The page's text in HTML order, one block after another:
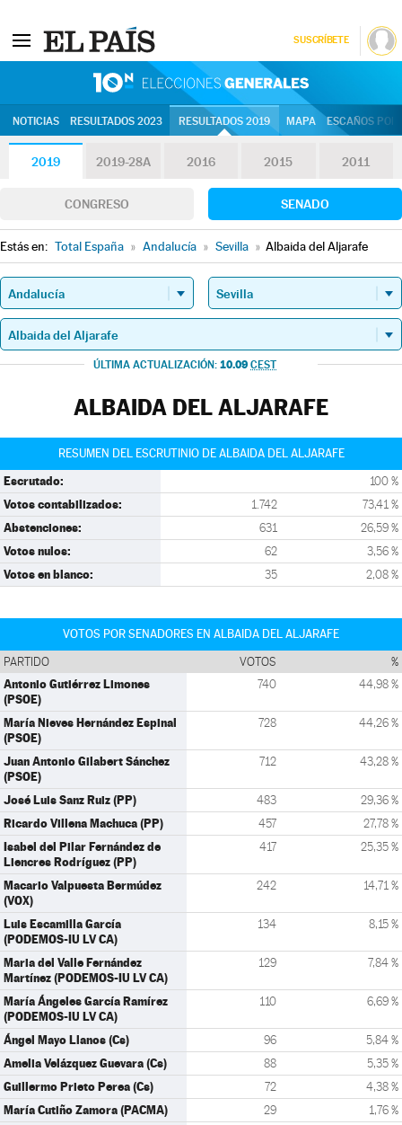
SUSCRÍBETE
NOTICIAS RESULTADOS 2023 RESULTADOS 2019 MAPA ESCAÑOS
2019 2019-28A 2016 2015 2011
CONGRESO SENADO
Estás en: Total España » Andalucía » Sevilla » Albaida del Aljarafe
ÚLTIMA ACTUALIZACIÓN: 10.09 CEST
ALBAIDA DEL ALJARAFE
RESUMEN DEL ESCRUTINIO DE ALBAIDA DEL ALJARAFE
Escrutado: 100 %
Votos contabilizados: 1.742 73,41 %
Abstenciones: 631 26,59 %
Votos nulos: 62 3,56 %
Votos en blanco: 35 2,08 %
VOTOS POR SENADORES EN ALBAIDA DEL ALJARAFE
PARTIDO VOTOS %
Antonio Gutiérrez Limones
(PSOE)
740 44,98 %
María Nieves Hernández Espinal
(PSOE)
728 44,26 %
Juan Antonio Gilabert Sánchez
(PSOE)
712 43,28 %
José Luis Sanz Ruiz (PP) 483 29,36 %
Ricardo Villena Machuca (PP) 457 27,78 %
Isabel del Pilar Fernández de
Liencres Rodríguez (PP)
417 25,35 %
Macario Valpuesta Bermúdez
(VOX)
242 14,71 %
Luis Escamilla García
(PODEMOS-IU LV CA)
134 8,15 %
Maria del Valle Fernández
Martínez (PODEMOS-IU LV CA)
129 7,84 %
María Ángeles García Ramírez
(PODEMOS-IU LV CA)
110 6,69 %
Ángel Mayo Llanos (Cs) 96 5,84 %
Amelia Velázquez Guevara (Cs) 88 5,35 %
Guillermo Prieto Perea (Cs) 72 4,38 %
María Cutiño Zamora (PACMA) 29 1,76 %